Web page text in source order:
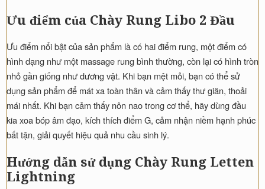
Ưu điểm của Chày Rung Libo 2 Đầu
Ưu điểm nổi bật của sản phẩm là có hai điểm rung, một điểm có
hình dạng như một massage rung bình thường, còn lại có hình tròn
nhỏ gần giống như dương vật. Khi bạn mệt mỏi, bạn có thể sử
dụng sản phẩm để mát xa toàn thân và cảm thấy thư giãn, thoải
mái nhất. Khi bạn cảm thấy nôn nao trong cơ thể, hãy dùng đầu
kia xoa bóp âm đạo, kích thích điểm G, cảm nhận niềm hạnh phúc
bất tận, giải quyết hiệu quả nhu cầu sinh lý.
Hướng dẫn sử dụng Chày Rung Letten
Lightning